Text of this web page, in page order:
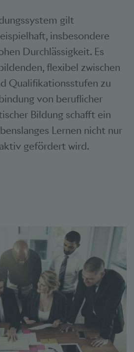
gilt
insbesondere
Durchlässigkeit. Es
flexibel zwischen
Qualifikationsstufen zu
von beruflicher
Bildung schafft ein
Lernen nicht nur
gefördert wird.